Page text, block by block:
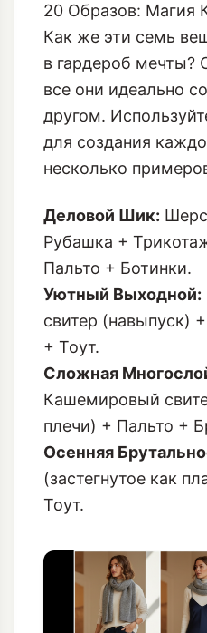
20 Образов: Магия
Как же эти семь
в гардероб мечты?
все они идеально
другом.
для создания
несколько
Деловой Шик:
Рубашка +
Пальто + Ботинки.
Уютный Выходной:
свитер (навыпуск)
+ Тоут.
Сложная
Кашемировый
плечи) + Пальто +
Осенняя
(застегнутое как
Тоут.